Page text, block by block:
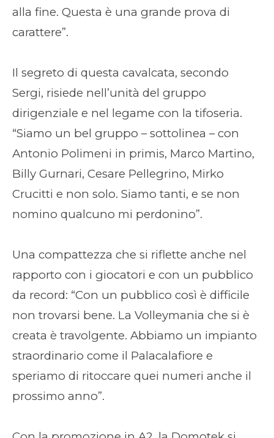
alla fine. Questa è una grande prova di
carattere”.
Il segreto di questa cavalcata, secondo
Sergi, risiede nell’unità del gruppo
dirigenziale e nel legame con la tifoseria.
“Siamo un bel gruppo – sottolinea – con
Antonio Polimeni in primis, Marco Martino,
Billy Gurnari, Cesare Pellegrino, Mirko
Crucitti e non solo. Siamo tanti, e se non
nomino qualcuno mi perdonino”.
Una compattezza che si riflette anche nel
rapporto con i giocatori e con un pubblico
da record: “Con un pubblico così è difficile
non trovarsi bene. La Volleymania che si è
creata è travolgente. Abbiamo un impianto
straordinario come il Palacalafiore e
speriamo di ritoccare quei numeri anche il
prossimo anno”.